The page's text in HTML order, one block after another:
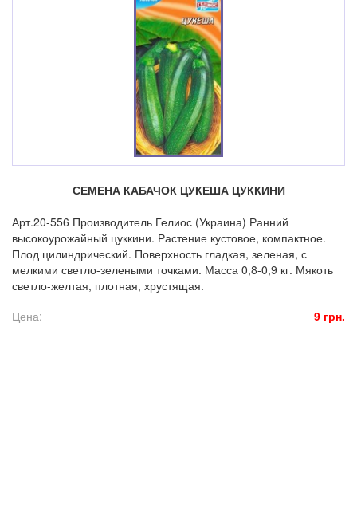
СЕМЕНА КАБАЧОК ЦУКЕША ЦУККИНИ
Арт.20-556 Производитель Гелиос (Украина) Ранний
высокоурожайный цуккини. Растение кустовое, компактное.
Плод цилиндрический. Поверхность гладкая, зеленая, с
мелкими светло-зелеными точками. Масса 0,8-0,9 кг. Мякоть
светло-желтая, плотная, хрустящая.
Цена:
9 грн.